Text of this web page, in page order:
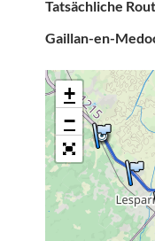
Tatsächliche
Gaillan-en-
+
−